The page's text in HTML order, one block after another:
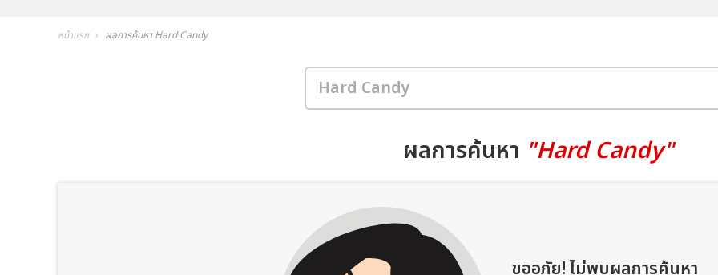
หน้าแรก ผลการค้นหา Hard Candy
ผลการค้นหา "Hard Candy"
ขออภัย! ไม่พบผลการค้นหา